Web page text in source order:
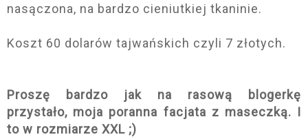
nasączona, na bardzo cieniutkiej tkaninie.
Koszt 60 dolarów tajwańskich czyli 7 złotych.
Proszę bardzo jak na rasową blogerkę
przystało, moja poranna facjata z maseczką. I
to w rozmiarze XXL ;)